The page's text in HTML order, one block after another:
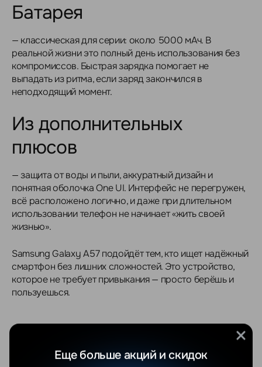
Батарея
— классическая для серии: около 5000 мАч. В
реальной жизни это полный день использования без
компромиссов. Быстрая зарядка помогает не
выпадать из ритма, если заряд закончился в
неподходящий момент.
Из дополнительных
плюсов
— защита от воды и пыли, аккуратный дизайн и
понятная оболочка One UI. Интерфейс не перегружен,
всё расположено логично, и даже при длительном
использовании телефон не начинает «жить своей
жизнью».
Samsung Galaxy A57 подойдёт тем, кто ищет надёжный
смартфон без лишних сложностей. Это устройство,
которое не требует привыкания — просто берёшь и
пользуешься.
О модели
Еще больше акций и скидок